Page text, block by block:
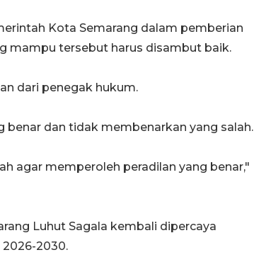
Kota Semarang dalam pemberian
mampu tersebut harus disambut baik.
dari penegak hukum.
dan tidak membenarkan yang salah.
agar memperoleh peradilan yang benar,"
Luhut Sagala kembali dipercaya
2030.